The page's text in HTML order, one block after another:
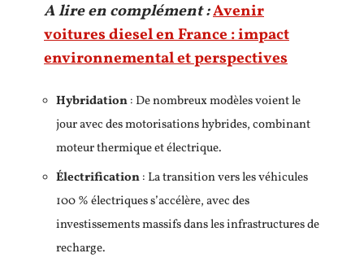
A lire en complément :Avenir
voitures diesel en France : impact
environnemental et perspectives
Hybridation: De nombreux modèles voient le
jour avec des motorisations hybrides, combinant
moteur thermique et électrique.
Électrification: La transition vers les véhicules
100 % électriques s’accélère, avec des
investissements massifs dans les infrastructures de
recharge.